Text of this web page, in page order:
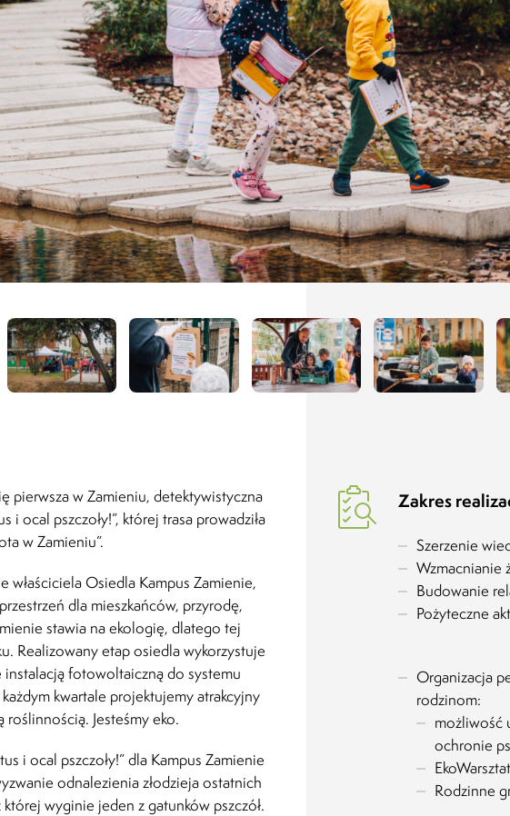
pierwsza w Zamieniu, detektywistyczna
ocal pszczoły!”, której trasa prowadziła
w Zamieniu”.
właściciela Osiedla Kampus Zamienie,
dla mieszkańców, przyrodę,
stawia na ekologię, dlatego tej
Realizowany etap osiedla wykorzystuje
fotowoltaiczną do systemu
każdym kwartale projektujemy atrakcyjny
roślinnością. Jesteśmy eko.
i ocal pszczoły!” dla Kampus Zamienie
odnalezienia złodzieja ostatnich
wyginie jeden z gatunków pszczół.
Zakres
Szerzenie
Wzmacnianie
Budowanie
Pożyteczne
Organizacja
rodzinom:
możliwość
ochronie
Rodzinne